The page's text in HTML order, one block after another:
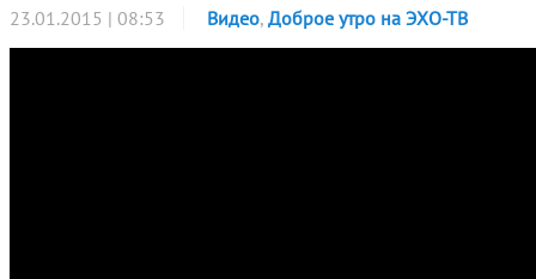
23.01.2015 | 08:53 Видео, Доброе утро на ЭХО-ТВ